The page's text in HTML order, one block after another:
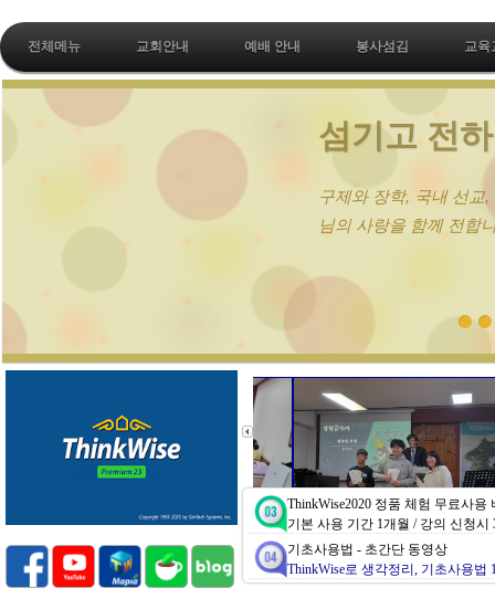
전체메뉴 교회안내 예배 안내 봉사섬김 교육
섬기고 전하는 사랑공동체
구제와 장학, 국내 선교, 북한 선교, 해외 선교를 통해
님의 사랑을 함께 전합니다
ThinkWise2020 정품 체험 무료사
기본 사용 기간 1개월 / 강의 신청시
기초사용법 - 초간단 동영상
ThinkWise로 생각정리, 기초사용